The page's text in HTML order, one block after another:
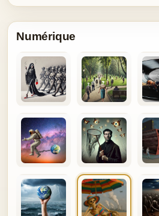
Numérique